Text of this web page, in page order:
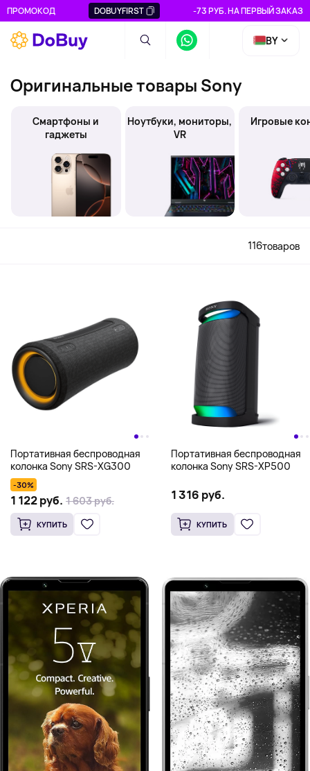
ПРОМОКОД DOBUYFIRST -73 РУБ. НА ПЕРВЫЙ ЗАКАЗ
BY
Оригинальные товары Sony
Смартфоны и
гаджеты
Ноутбуки, мониторы,
VR
Игровые
116товаров
Портативная беспроводная
колонка Sony SRS-XG300
-30%
1 122 руб. 1 603 руб.
КУПИТЬ
Портативная беспроводная
колонка Sony SRS-XP500
1 316 руб.
КУПИТЬ